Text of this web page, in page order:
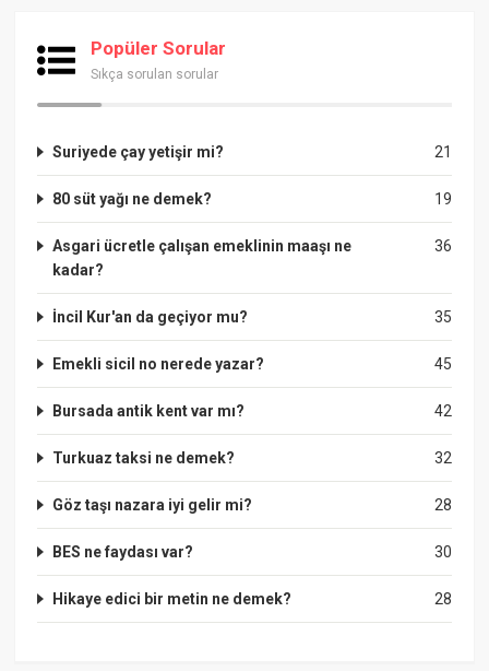
Popüler Sorular
Sıkça sorulan sorular
21
Suriyede çay yetişir mi?
19
80 süt yağı ne demek?
36
Asgari ücretle çalışan emeklinin maaşı ne
kadar?
35
İncil Kur'an da geçiyor mu?
45
Emekli sicil no nerede yazar?
42
Bursada antik kent var mı?
32
Turkuaz taksi ne demek?
28
Göz taşı nazara iyi gelir mi?
30
BES ne faydası var?
28
Hikaye edici bir metin ne demek?